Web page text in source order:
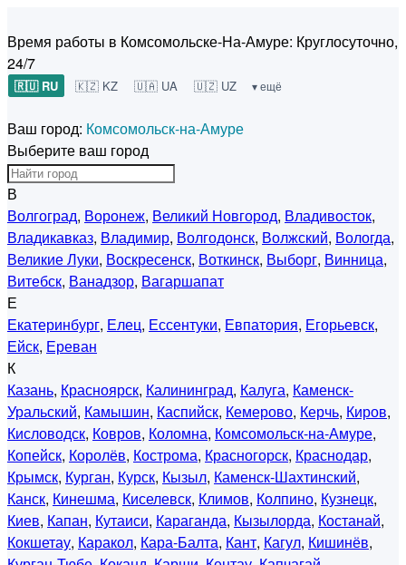
Время работы в Комсомольске-На-Амуре: Круглосуточно,
24/7
🇷🇺 RU 🇰🇿 KZ 🇺🇦 UA 🇺🇿 UZ ▾ ещё
Ваш город: Комсомольск-на-Амуре
Выберите ваш город
В
Волгоград, Воронеж, Великий Новгород, Владивосток,
Владикавказ, Владимир, Волгодонск, Волжский, Вологда,
Великие Луки, Воскресенск, Воткинск, Выборг, Винница,
Витебск, Ванадзор, Вагаршапат
Е
Екатеринбург, Елец, Ессентуки, Евпатория, Егорьевск,
Ейск, Ереван
К
Казань, Красноярск, Калининград, Калуга, Каменск-
Уральский, Камышин, Каспийск, Кемерово, Керчь, Киров,
Кисловодск, Ковров, Коломна, Комсомольск-на-Амуре,
Копейск, Королёв, Кострома, Красногорск, Краснодар,
Крымск, Курган, Курск, Кызыл, Каменск-Шахтинский,
Канск, Кинешма, Киселевск, Климов, Колпино, Кузнецк,
Киев, Капан, Кутаиси, Караганда, Кызылорда, Костанай,
Кокшетау, Каракол, Кара-Балта, Кант, Кагул, Кишинёв,